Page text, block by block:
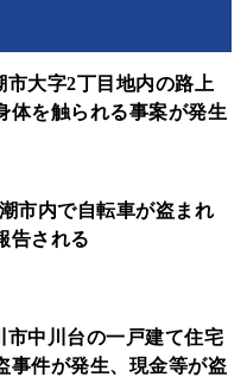
市大字2丁目地内の路上
体を触られる事案が発生
市内で自転車が盗まれ
告される
市中川台の一戸建て住宅
事件が発生、現金等が盗